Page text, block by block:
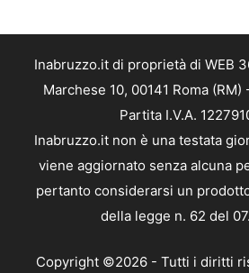
Inabruzzo.it di proprietà di WEB
Marchese 10, 00141 Roma
Partita I.V.A.
Inabruzzo.it non è una testata
viene aggiornato senza alcuna
pertanto considerarsi un
della legge n. 62 del
Copyright ©2026 - Tutti i diritti